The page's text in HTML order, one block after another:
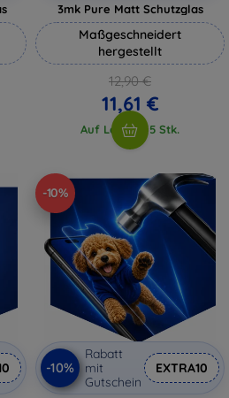
3mk Pure Matt Schutzglas
Maßgeschneidert
hergestellt
12,90 €
11,61 €
Auf Lager > 5 Stk.
-10%
-10%
Rabatt
mit
Gutschein
EXTRA10